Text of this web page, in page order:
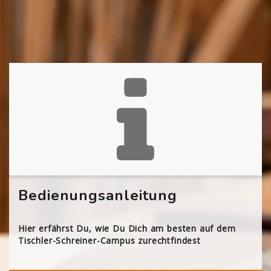
Bedienungsanleitung
Hier erfährst Du, wie Du Dich am besten auf dem
Tischler-Schreiner-Campus zurechtfindest